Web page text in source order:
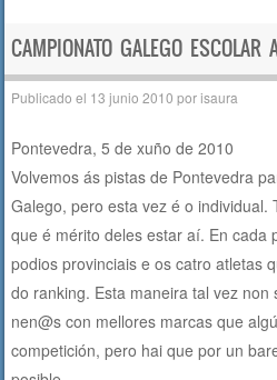
Navegación de
CAMPIONATO GALEGO ESCOLAR
Publicado el 13 junio 2010 porisaura
Pontevedra, 5 de xuño de 2010
Volvemos ás pistas de Pontevedra
Galego, pero esta vez é o individual.
que é mérito deles estar aí. En cada
podios provinciais e os catro atletas
do ranking. Esta maneira tal vez non
nen@s con mellores marcas que
competición, pero hai que por un